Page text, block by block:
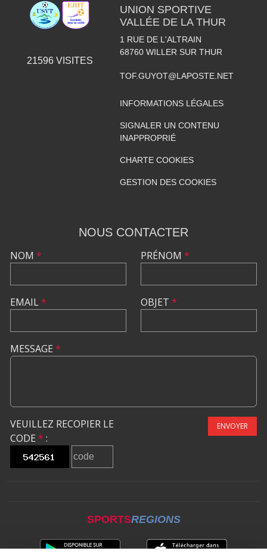
21596VISITES
UNION SPORTIVE
VALLÉE DE LA THUR
1 RUE DE L'ALTRAIN
68760 WILLER SUR THUR
TOF.GUYOT@LAPOSTE.NET
INFORMATIONS LÉGALES
SIGNALER UN CONTENU
INAPPROPRIÉ
CHARTE COOKIES
GESTION DES COOKIES
NOUS CONTACTER
NOM *
EMAIL*
PRÉNOM *
OBJET *
MESSAGE *
VEUILLEZ RECOPIER LE
CODE * :
ENVOYER
SPORTSREGIONS